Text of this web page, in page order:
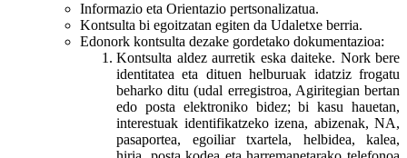
Informazio eta Orientazio pertsonalizatua.
Kontsulta bi egoitzatan egiten da Udaletxe berria.
Edonork kontsulta dezake gordetako dokumentazioa:
Kontsulta aldez aurretik eska daiteke. Nork bere
identitatea eta dituen helburuak idatziz frogatu
beharko ditu (udal erregistroa, Agiritegian bertan
edo posta elektroniko bidez; bi kasu hauetan,
interestuak identifikatzeko izena, abizenak, NA,
pasaportea, egoiliar txartela, helbidea, kalea,